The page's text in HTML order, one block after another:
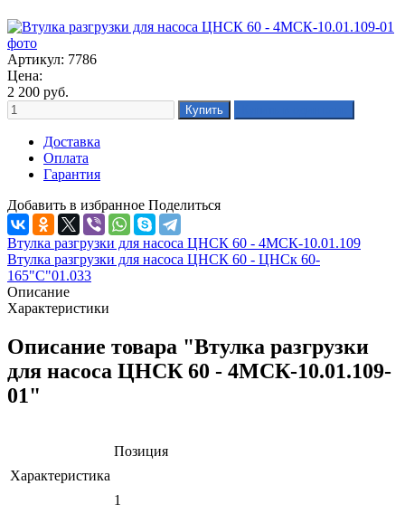
Артикул: 7786
Цена:
2 200 руб.
Доставка
Оплата
Гарантия
Добавить в избранное Поделиться
Втулка разгрузки для насоса ЦНСК 60 - 4МСК-10.01.109
Втулка разгрузки для насоса ЦНСК 60 - ЦНСк 60-
165"С"01.033
Описание
Характеристики
Описание товара "Втулка разгрузки
для насоса ЦНСК 60 - 4МСК-10.01.109-
01"
Характеристика
Позиция
1